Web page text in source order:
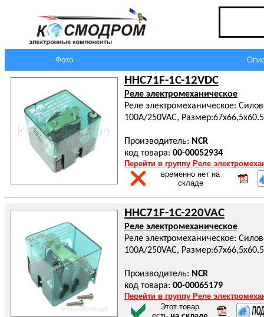
Фото
HHC71F-1C-12VDC
Реле электромеханическое
Реле электромеханическое:
100A/250VAC,
Производитель: NCR
код товара: 00-00052934
Перейти в группу Реле
временно нет на
складе
HHC71F-1C-220VAC
Реле электромеханическое
Реле электромеханическое:
100A/250VAC,
Производитель: NCR
код товара: 00-00065179
Перейти в группу Реле
Этот товар